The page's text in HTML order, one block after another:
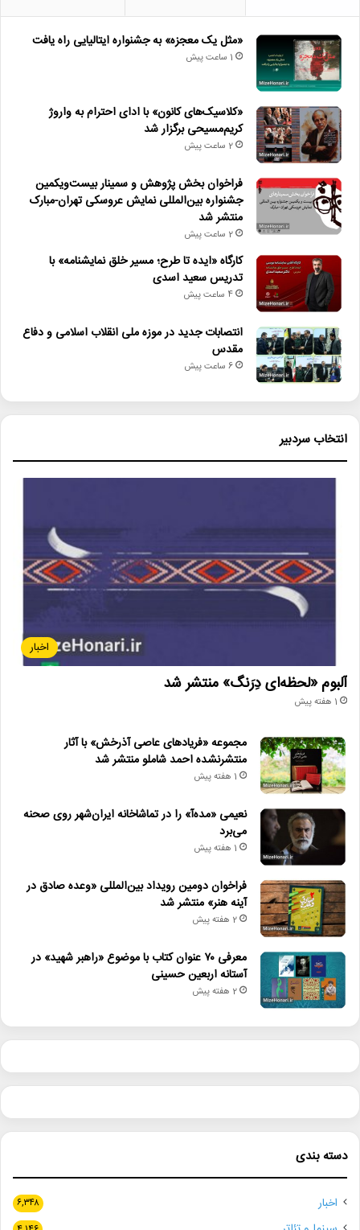
«مثل یک معجزه» به جشنواره ایتالیایی راه یافت
1 ساعت پیش
«کلاسیک‌های کانون» با ادای احترام به واروژ
کریم‌مسیحی برگزار شد
2 ساعت پیش
فراخوان بخش پژوهش و سمینار بیست‌ویکمین
جشنواره بین‌المللی نمایش عروسکی تهران-مبارک
منتشر شد
2 ساعت پیش
کارگاه «ایده تا طرح؛ مسیر خلق نمایشنامه» با
تدریس سعید اسدی
4 ساعت پیش
انتصابات جدید در موزه ملی انقلاب اسلامی و دفاع
مقدس
6 ساعت پیش
انتخاب سردبیر
اخبار
آلبوم «لحظه‌ای دِرَنگ» منتشر شد
1 هفته پیش
مجموعه «فریادهای عاصی آذرخش» با آثار
منتشرنشده احمد شاملو منتشر شد
1 هفته پیش
نعیمی «مده‌آ» را در تماشاخانه ایران‌شهر روی صحنه
می‌برد
1 هفته پیش
فراخوان دومین رویداد بین‌المللی «وعده صادق در
آینه هنر» منتشر شد
2 هفته پیش
معرفی ۷۰ عنوان کتاب با موضوع «راهبر شهید» در
آستانه اربعین حسینی
2 هفته پیش
دسته بندی
اخبار ۶,۳۴۸